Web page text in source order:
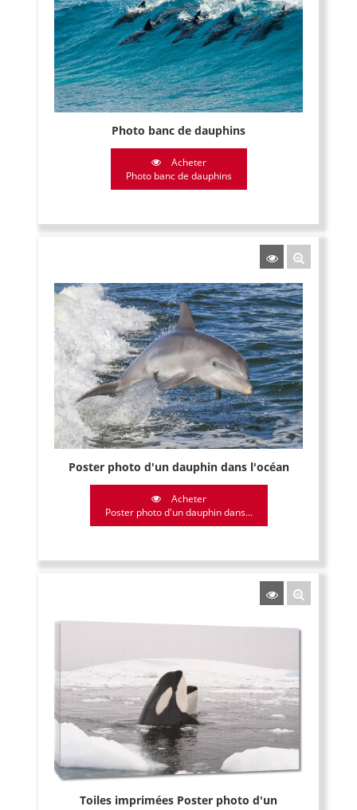
Photo banc de dauphins
Acheter
Photo banc de dauphins
Poster photo d'un dauphin dans l'océan
Acheter
Poster photo d'un dauphin dans...
Toiles imprimées Poster photo d'un